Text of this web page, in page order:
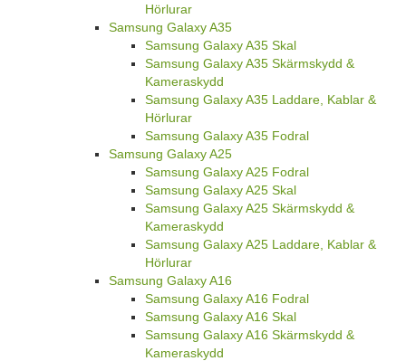
Hörlurar
Samsung Galaxy A35
Samsung Galaxy A35 Skal
Samsung Galaxy A35 Skärmskydd &
Kameraskydd
Samsung Galaxy A35 Laddare, Kablar &
Hörlurar
Samsung Galaxy A35 Fodral
Samsung Galaxy A25
Samsung Galaxy A25 Fodral
Samsung Galaxy A25 Skal
Samsung Galaxy A25 Skärmskydd &
Kameraskydd
Samsung Galaxy A25 Laddare, Kablar &
Hörlurar
Samsung Galaxy A16
Samsung Galaxy A16 Fodral
Samsung Galaxy A16 Skal
Samsung Galaxy A16 Skärmskydd &
Kameraskydd